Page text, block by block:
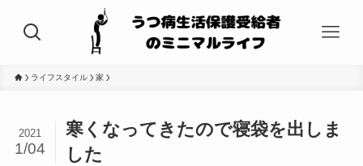
ライフスタイル 家
寒くなってきたので寝袋を出しま
した
2021
1/04